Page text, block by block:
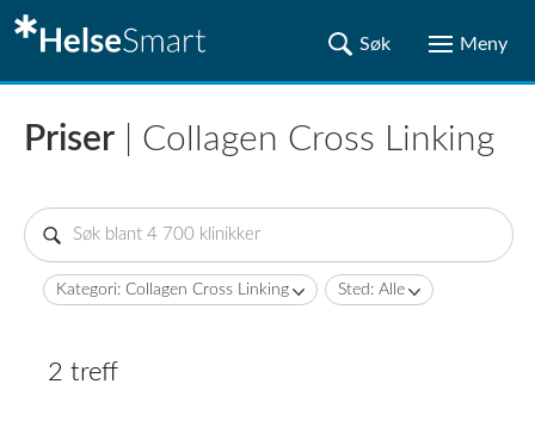
Priser | Collagen Cross Linking
Kategori: Collagen Cross Linking Sted: Alle
2 treff